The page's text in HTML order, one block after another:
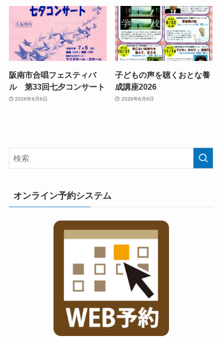
阪南市合唱フェスティバ
ル 第33回七夕コンサート
2026年6月6日
子どもの声を聴くおとな養
成講座2026
2026年6月6日
オンライン予約システム